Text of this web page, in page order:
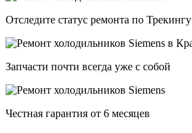
Отследите статус ремонта по Трекингу
Запчасти почти всегда уже с собой
Честная гарантия от 6 месяцев